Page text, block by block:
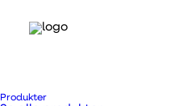
Produkter